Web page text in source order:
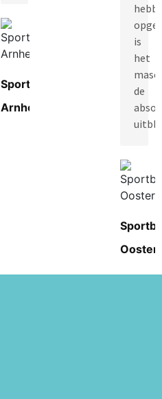
Sportbedrijf
Arnhem
is
het
de